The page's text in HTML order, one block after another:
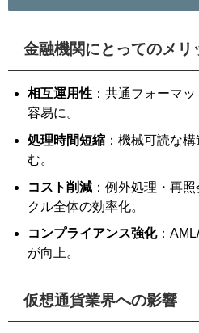
金融機関にとってのメリ
相互運用性 ：共通フォーマ
容易に。
処理時間短縮 ：機械可読な
む。
コスト削減 ：例外処理・再
クル全体の効率化。
コンプライアンス強化：
が向上。
仮想通貨業界への影響